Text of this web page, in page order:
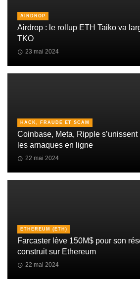
AIRDROP
Airdrop : le rollup ETH Taiko va
TKO
23 mai 2024
HACK, FRAUDE ET SCAM
Coinbase, Meta, Ripple
les arnaques en ligne
22 mai 2024
ETHEREUM (ETH)
Farcaster lève 150M$ pour son
construit sur Ethereum
22 mai 2024